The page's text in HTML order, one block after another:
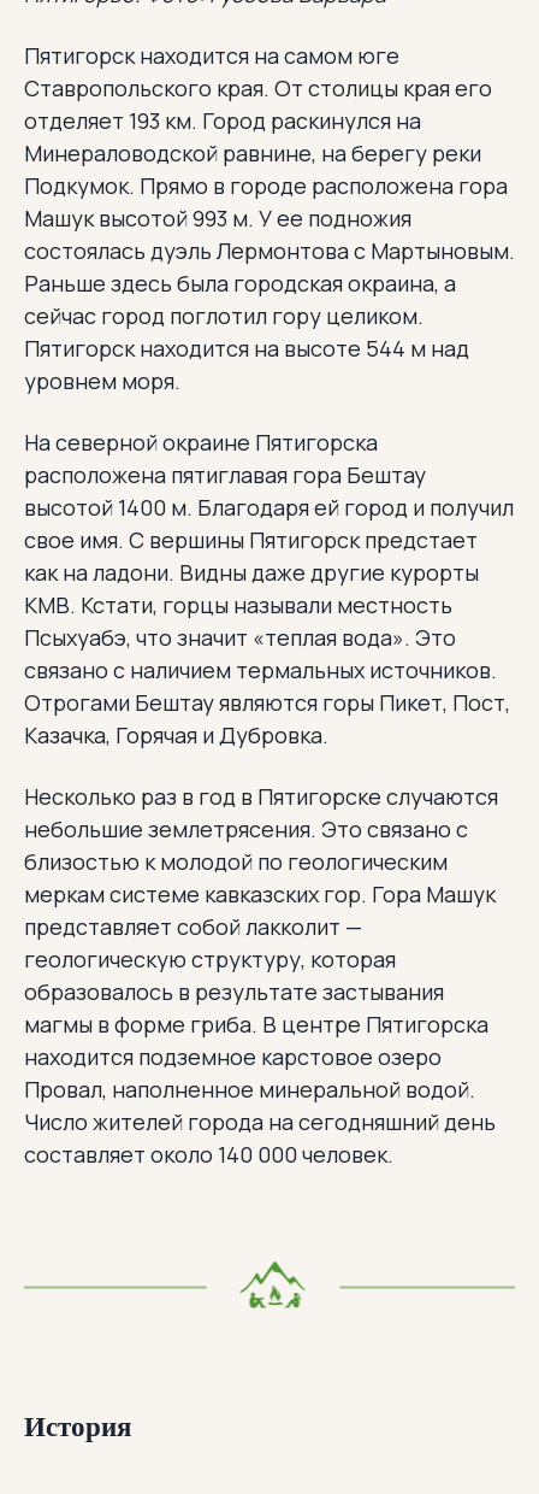
Пятигорск находится на самом юге
Ставропольского края. От столицы края его
отделяет 193 км. Город раскинулся на
Минераловодской равнине, на берегу реки
Подкумок. Прямо в городе расположена гора
Машук высотой 993 м. У ее подножия
состоялась дуэль Лермонтова с Мартыновым.
Раньше здесь была городская окраина, а
сейчас город поглотил гору целиком.
Пятигорск находится на высоте 544 м над
уровнем моря.
На северной окраине Пятигорска
расположена пятиглавая гора Бештау
высотой 1400 м. Благодаря ей город и получил
свое имя. С вершины Пятигорск предстает
как на ладони. Видны даже другие курорты
КМВ. Кстати, горцы называли местность
Псыхуабэ, что значит «теплая вода». Это
связано с наличием термальных источников.
Отрогами Бештау являются горы Пикет, Пост,
Казачка, Горячая и Дубровка.
Несколько раз в год в Пятигорске случаются
небольшие землетрясения. Это связано с
близостью к молодой по геологическим
меркам системе кавказских гор. Гора Машук
представляет собой лакколит —
геологическую структуру, которая
образовалось в результате застывания
магмы в форме гриба. В центре Пятигорска
находится подземное карстовое озеро
Провал, наполненное минеральной водой.
Число жителей города на сегодняшний день
составляет около 140 000 человек.
История